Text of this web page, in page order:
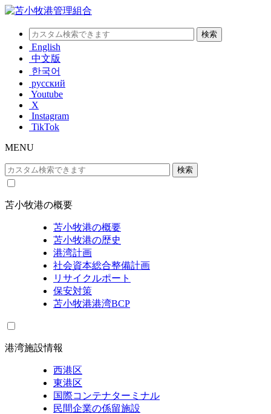
English
中文版
한국어
русский
Youtube
X
Instagram
TikTok
MENU
苫小牧港の概要
苫小牧港の概要
苫小牧港の歴史
港湾計画
社会資本総合整備計画
リサイクルポート
保安対策
苫小牧港港湾BCP
港湾施設情報
西港区
東港区
国際コンテナターミナル
民間企業の係留施設